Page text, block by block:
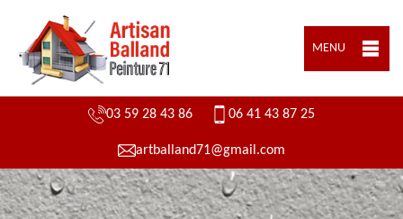
MENU
03 59 28 43 86 06 41 43 87 25
artballand71@gmail.com